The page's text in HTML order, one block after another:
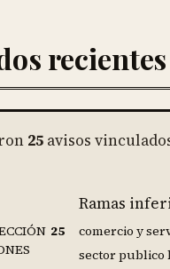
recientes
25 avisos
25
Ramas
comercio y
sector publico